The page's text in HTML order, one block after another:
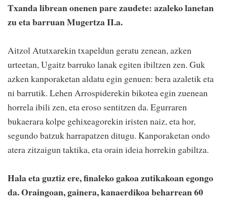
Txanda librean onenen pare zaudete: azaleko lanetan
zu eta barruan Mugertza II.a.
Aitzol Atutxarekin txapeldun geratu zenean, azken
urteetan, Ugaitz barruko lanak egiten ibiltzen zen. Guk
azken kanporaketan aldatu egin genuen: bera azaletik eta
ni barrutik. Lehen Arrospiderekin bikotea egin zuenean
horrela ibili zen, eta eroso sentitzen da. Egurraren
bukaerara kolpe gehixeagorekin iristen naiz, eta hor,
segundo batzuk harrapatzen ditugu. Kanporaketan ondo
atera zitzaigun taktika, eta orain ideia horrekin gabiltza.
Hala eta guztiz ere, finaleko gakoa zutikakoan egongo
da. Oraingoan, gainera, kanaerdikoa beharrean 60